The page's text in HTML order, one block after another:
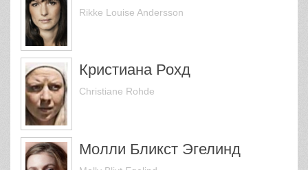
Rikke Louise Andersson
Кристиана Рохд
Christiane Rohde
Молли Бликст Эгелинд